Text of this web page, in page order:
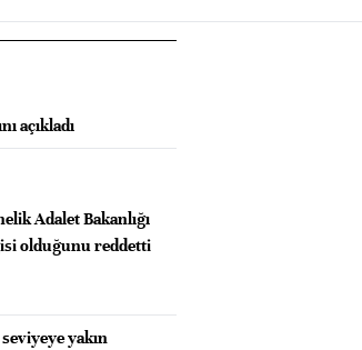
açıkladı
Adalet Bakanlığı
olduğunu reddetti
yakın